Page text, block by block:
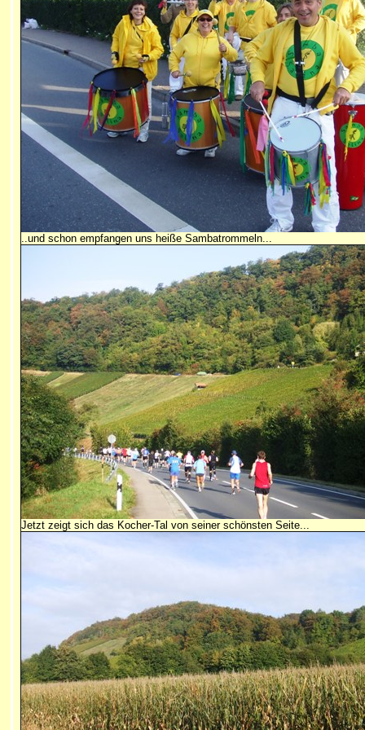
..und schon empfangen uns heiße Sambatrommeln...
Jetzt zeigt sich das Kocher-Tal von seiner schönsten Seite...